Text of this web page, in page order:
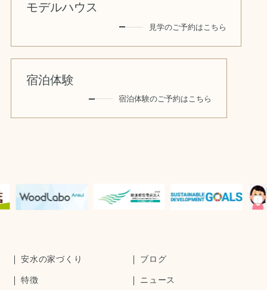
モデルハウス
見学のご予約はこちら
宿泊体験
宿泊体験のご予約はこちら
安水の家づくり
特徴
ブログ
ニュース